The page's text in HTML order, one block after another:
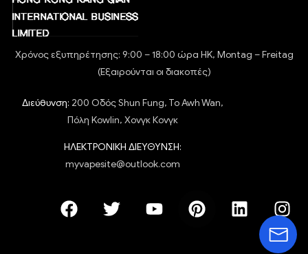
Χρόνος εξυπηρέτησης: 9:00 – 18:00 ώρα HK, Montag – Freitag
(Εξαιρούνται οι διακοπές)
Διεύθυνση: 200 Οδός Shun Fung, To Awh Wan,
Πόλη Kowlin, Χονγκ Κονγκ
ΗΛΕΚΤΡΟΝΙΚΗ ΔΙΕΥΘΥΝΣΗ:
myvapesite@outlook.com